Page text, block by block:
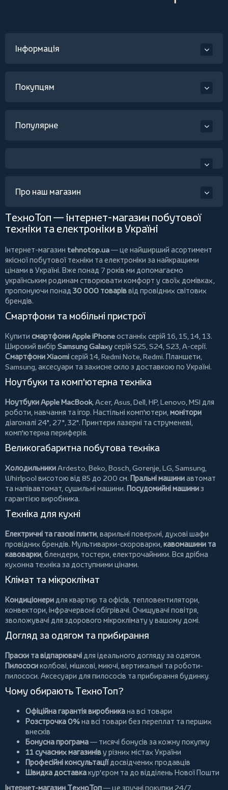
Інформація
Покупцям
Популярне
Про наш магазин
ТехноТоп — інтернет-магазин побутової
техніки та електроніки в Україні
Інтернет-магазин tehnotop.ua— це найширший асортимент
якісної побутової техніки та електроніки за найкращими
цінами в Україні. Вже понад 7 років ми допомагаємо
українським родинам створювати комфорт у своїх домівках,
пропонуючи понад 30 000 товаріввід провідних світових
брендів.
Смартфони та мобільні пристрої
Купити смартфони Apple iPhoneостанніх серій 16, 15, 14, 13.
Широкий вибір Samsung Galaxyсерій S25, S24, S23, A-серії.
Смартфони Xiaomiсерій 14, Redmi Note, Redmi. Планшети,
Samsung, аксесуари тазахисне скло з доставкою по Україні.
Ноутбуки та комп'ютерна техніка
Ноутбуки Apple MacBook,Acer,Asus,Dell,HP,Lenovo,MSI для
роботи, навчання та ігор. Настільні комп'ютери,монітори
діагоналі 24", 27", 32". Принтери лазерні та струменеві,
комп'ютерна периферія.
Великогабаритна побутова техніка
ХолодильникиArdesto,Beko,Bosch,Gorenje,LG,Samsung,
Whirlpool висотою від 85 до 200 см. Пральні машиниавтомат
та напівавтомат,сушильні машини. Посудомийні машиниз
гарантією виробника.
Техніка для кухні
Електричні та газові плити, варильні поверхні, духові шафи
провідних брендів. Мультиварки-скороварки,кавомашини та
кавоварки,блендери, тостери,електрочайники. Вся дрібна
кухонна техніка за доступними цінами.
Клімат та мікроклімат
Кондиціонеридля квартир та офісів, тепловентилятори,
конвектори,інфрачервоні обігрівачі. Очищувачі повітря,
зволожувачі для здорового мікроклімату у вашому домі.
Догляд за одягом та прибирання
Праски та відпарювачідля ідеального догляду за одягом.
Пилососиколбові,мішкові,миючі,вертикальні тароботи-
пилососи. Аксесуари для пилососів та прибирання будинку.
Чому обирають ТехноТоп?
Офіційна гарантія виробникана всі товари
Розстрочка 0%на всі товари без переплат та перших
внесків
Бонусна програма— тисячі бонусів за кожну покупку
11 сучасних магазиніву різних містах України
Професійні консультаціїдосвідчених продавців
Швидка доставкакур'єром та до відділень Нової Пошти
Інтернет-магазин ТехноТоп— це зручні покупки 24/7,